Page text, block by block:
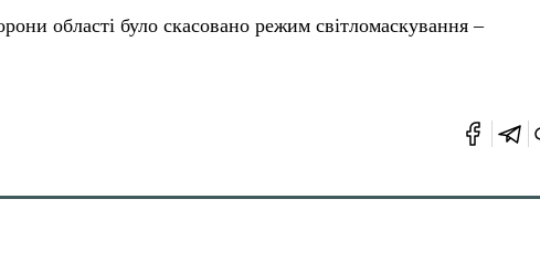
області було скасовано режим світломаскування –